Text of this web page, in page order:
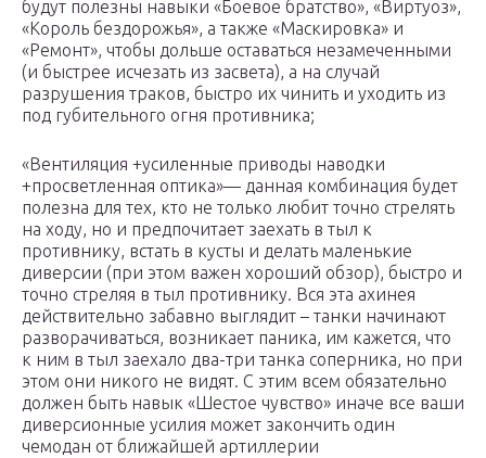
будут полезны навыки «Боевое братство», «Виртуоз»,
«Король бездорожья», а также «Маскировка» и
«Ремонт», чтобы дольше оставаться незамеченными
(и быстрее исчезать из засвета), а на случай
разрушения траков, быстро их чинить и уходить из
под губительного огня противника;
«Вентиляция +усиленные приводы наводки
+просветленная оптика»— данная комбинация будет
полезна для тех, кто не только любит точно стрелять
на ходу, но и предпочитает заехать в тыл к
противнику, встать в кусты и делать маленькие
диверсии (при этом важен хороший обзор), быстро и
точно стреляя в тыл противнику. Вся эта ахинея
действительно забавно выглядит – танки начинают
разворачиваться, возникает паника, им кажется, что
к ним в тыл заехало два-три танка соперника, но при
этом они никого не видят. С этим всем обязательно
должен быть навык «Шестое чувство» иначе все ваши
диверсионные усилия может закончить один
чемодан от ближайшей артиллерии